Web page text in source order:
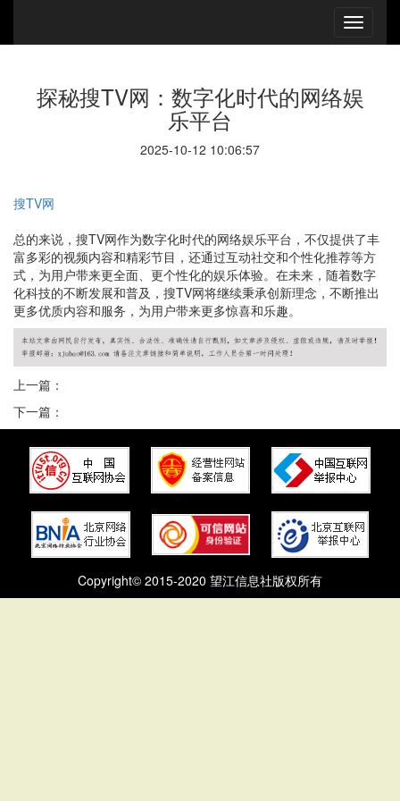
探秘搜TV网：数字化时代的网络娱
乐平台
2025-10-12 10:06:57
搜TV网
总的来说，搜TV网作为数字化时代的网络娱乐平台，不仅提供了丰
富多彩的视频内容和精彩节目，还通过互动社交和个性化推荐等方
式，为用户带来更全面、更个性化的娱乐体验。在未来，随着数字
化科技的不断发展和普及，搜TV网将继续秉承创新理念，不断推出
更多优质内容和服务，为用户带来更多惊喜和乐趣。
上一篇：
下一篇：
Copyright© 2015-2020 望江信息社版权所有